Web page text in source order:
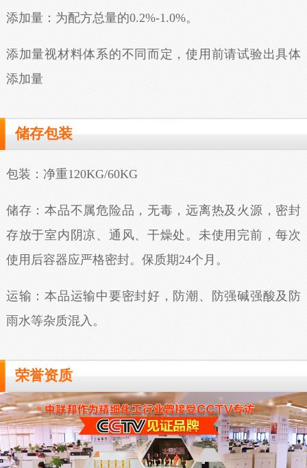
添加量：为配方总量的0.2%-1.0%。
添加量视材料体系的不同而定，使用前请试验出具体
添加量
储存包装
包装：净重120KG/60KG
储存：本品不属危险品，无毒，远离热及火源，密封
存放于室内阴凉、通风、干燥处。未使用完前，每次
使用后容器应严格密封。保质期24个月。
运输：本品运输中要密封好，防潮、防强碱强酸及防
雨水等杂质混入。
荣誉资质